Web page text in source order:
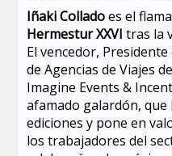
Iñaki Colladoes el
Hermestur XXVI tras la
El vencedor, Presidente
de Agencias de Viajes
Imagine Events &
afamado galardón,
ediciones y pone en
los trabajadores del